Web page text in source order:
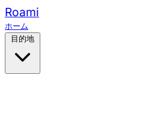
Roami
ホーム
目的地